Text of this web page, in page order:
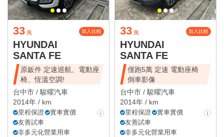
33 萬 加入比較
HYUNDAI
SANTA FE
原鈑件 定速巡航、電動座
椅、恆溫空調!
台中市 /駿曜汽車
2014年 / km
里程保證
實車實價
友善試車
非多元化營業用車
33 萬 加入比較
HYUNDAI
SANTA FE
僅跑5萬 定速 電動座椅
倒車影像
台中市 /駿曜汽車
2014年 / km
里程保證
實車實價
友善試車
非多元化營業用車